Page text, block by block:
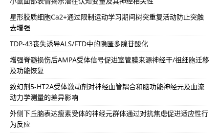
星形胶质细胞Ca2+通过限制运动学习期间树突重复活动防止突触
去增强
TDP-43丧失诱导ALS/FTD中的隐匿多腺苷酸化
增强脊髓损伤后AMPA受体信号促进室管膜来源神经干/祖细胞迁移
及功能恢复
致幻剂5-HT2A受体激动剂对神经血管耦合和脑功能神经元及血流
动力学测量的差异影响
外侧下丘脑表达瘦素受体的神经元群体通过对抗焦虑促进适应性行
为反应